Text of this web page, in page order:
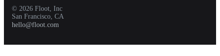
© 2026 Floot, Inc
San Francisco, CA
hello@floot.com